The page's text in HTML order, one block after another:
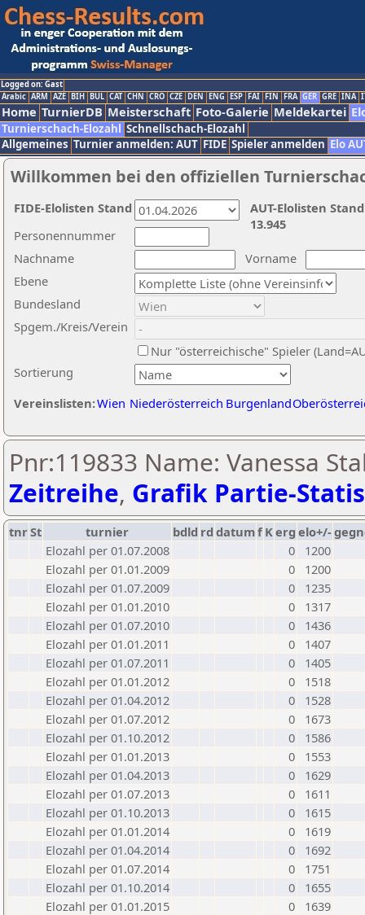
Logged on: Gast
Arabic ARM AZE BIH BUL CAT CHN CRO CZE DEN ENG ESP FAI FIN FRA GER GRE INA
Home TurnierDB Meisterschaft Foto-Galerie Meldekartei
Turnierschach-Elozahl Schnellschach-Elozahl
Allgemeines Turnier anmelden: AUT FIDE Spieler anmelden Elo
Willkommen bei den offiziellen
Nachname
Vorname
Ebene
Sortierung
Personennummer
Bundesland
Spgem./Kreis/Verein
Nur "österreichische" Spieler
Vereinslisten:Wien Niederösterreich Burgenland
AUT-Elolisten
13.945
FIDE-Elolisten Stand
Pnr:119833 Name: Vanessa
Zeitreihe, Grafik Partie-
tnrSt turnier bdld rd datumf Kerg elo+/-
Elozahl per 01.07.2008
0
1200
Elozahl per 01.01.2009
0
1200
Elozahl per 01.07.2009
0
1235
Elozahl per 01.01.2010
0
1317
Elozahl per 01.07.2010
0
1436
Elozahl per 01.01.2011
0
1407
Elozahl per 01.07.2011
0
1405
Elozahl per 01.01.2012
0
1518
Elozahl per 01.04.2012
0
1528
Elozahl per 01.07.2012
0
1673
Elozahl per 01.10.2012
0
1586
Elozahl per 01.01.2013
0
1553
Elozahl per 01.04.2013
0
1629
Elozahl per 01.07.2013
0
1611
Elozahl per 01.10.2013
0
1615
Elozahl per 01.01.2014
0
1619
Elozahl per 01.04.2014
0
1692
Elozahl per 01.07.2014
0
1751
Elozahl per 01.10.2014
0
1655
Elozahl per 01.01.2015
0
1639